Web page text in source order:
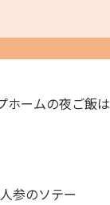
ホームの夜ご飯は
参のソテー